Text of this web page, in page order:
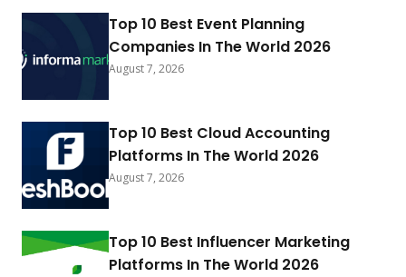
Top 10 Best Event Planning
Companies In The World 2026
August 7, 2026
Top 10 Best Cloud Accounting
Platforms In The World 2026
August 7, 2026
Top 10 Best Influencer Marketing
Platforms In The World 2026